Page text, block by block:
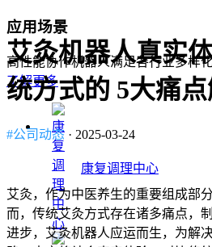
应用场景
高性能协作机器人满足各行业多样
了解更多
康复调理中心
艾灸机器人真实
统方式的 5大痛
#公司动态 · 2025-03-24
艾灸，作为中医养生的重要组成部
而，传统艾灸方式存在诸多痛点，
进步，艾灸机器人应运而生，为解